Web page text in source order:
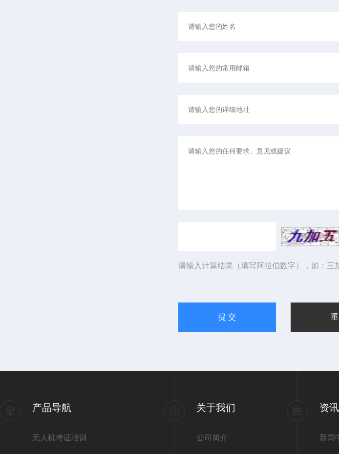
请输入计算结果（填写阿拉伯数字），如：三
产品导航
无人机考证培训
关于我们
公司简介
资
新闻